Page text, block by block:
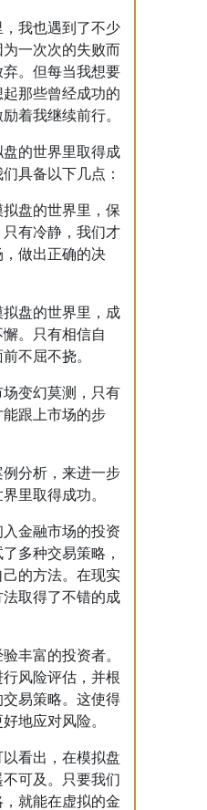
我也遇到了不少
一次次的失败而
。但每当我想要
那些曾经成功的
着我继续前行。
的世界里取得成
具备以下几点：
盘的世界里，保
有冷静，我们才
做出正确的决
盘的世界里，成
。只有相信自
不屈不挠。
变幻莫测，只有
跟上市场的步
分析，来进一步
里取得成功。
金融市场的投资
多种交易策略，
的方法。在现实
取得了不错的成
丰富的投资者。
风险评估，并根
易策略。这使得
地应对风险。
看出，在模拟盘
可及。只要我们
就能在虚拟的金